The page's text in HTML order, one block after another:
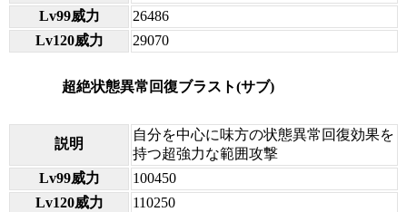
Lv99威力
26486
Lv120威力
29070
超絶状態異常回復ブラスト(サブ)
説明
自分を中心に味方の状態異常回復効果を
持つ超強力な範囲攻撃
Lv99威力
100450
Lv120威力
110250